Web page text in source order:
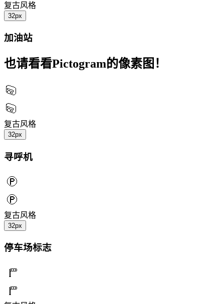
复古风格
32px
加油站
也请看看Pictogram的像素图！
复古风格
32px
寻呼机
复古风格
32px
停车场标志